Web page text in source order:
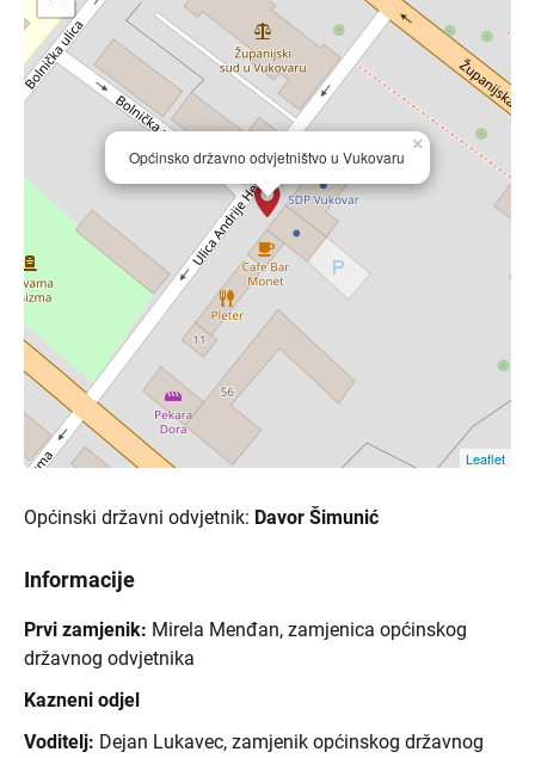
Općinsko državno odvjetništvo u Vukovaru
×
Leaflet
Općinski državni odvjetnik: Davor Šimunić
Informacije
Prvi zamjenik: Mirela Menđan, zamjenica općinskog
državnog odvjetnika
Kazneni odjel
Voditelj: Dejan Lukavec, zamjenik općinskog državnog